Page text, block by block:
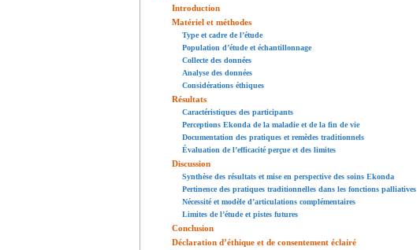
Introduction
Matériel et méthodes
Type et cadre de l’étude
Population d’étude et échantillonnage
Collecte des données
Analyse des données
Considérations éthiques
Résultats
Caractéristiques des participants
Perceptions Ekonda de la maladie et de la fin de vie
Documentation des pratiques et remèdes traditionnels
Évaluation de l’efficacité perçue et des limites
Discussion
Synthèse des résultats et mise en perspective des soins Ekonda
Pertinence des pratiques traditionnelles dans les fonctions palliatives
Nécessité et modèle d’articulations complémentaires
Limites de l’étude et pistes futures
Conclusion
Déclaration d’éthique et de consentement éclairé